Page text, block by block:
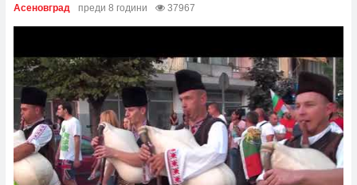
Асеновград преди 8 години 37967